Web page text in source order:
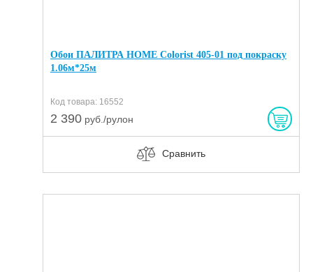
Обои ПАЛИТРА HOME Colorist 405-01 под покраску
1.06м*25м
Код товара: 16552
2 390 руб./рулон
Сравнить